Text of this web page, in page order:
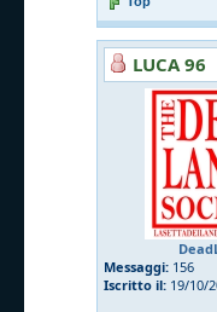
LUCA 96
Messaggi: 156
Iscritto il: 19/10/